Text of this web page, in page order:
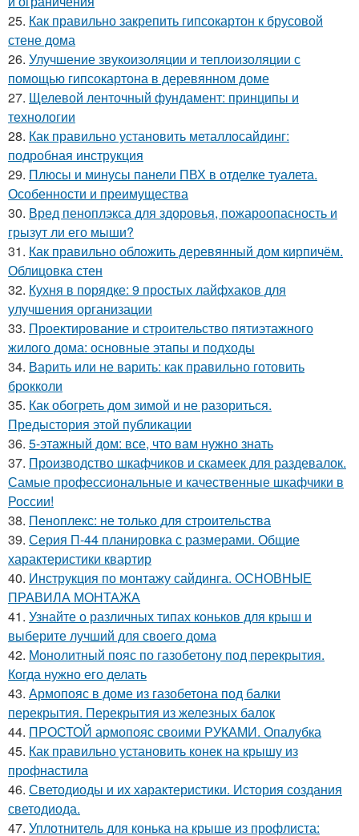
25. Как правильно закрепить гипсокартон к брусовой
стене дома
26. Улучшение звукоизоляции и теплоизоляции с
помощью гипсокартона в деревянном доме
27. Щелевой ленточный фундамент: принципы и
технологии
28. Как правильно установить металлосайдинг:
подробная инструкция
29. Плюсы и минусы панели ПВХ в отделке туалета.
Особенности и преимущества
30. Вред пеноплэкса для здоровья, пожароопасность и
грызут ли его мыши?
31. Как правильно обложить деревянный дом кирпичём.
Облицовка стен
32. Кухня в порядке: 9 простых лайфхаков для
улучшения организации
33. Проектирование и строительство пятиэтажного
жилого дома: основные этапы и подходы
34. Варить или не варить: как правильно готовить
брокколи
35. Как обогреть дом зимой и не разориться.
Предыстория этой публикации
36. 5-этажный дом: все, что вам нужно знать
37. Производство шкафчиков и скамеек для раздевалок.
Самые профессиональные и качественные шкафчики в
России!
38. Пеноплекс: не только для строительства
39. Серия П-44 планировка с размерами. Общие
характеристики квартир
40. Инструкция по монтажу сайдинга. ОСНОВНЫЕ
ПРАВИЛА МОНТАЖА
41. Узнайте о различных типах коньков для крыш и
выберите лучший для своего дома
42. Монолитный пояс по газобетону под перекрытия.
Когда нужно его делать
43. Армопояс в доме из газобетона под балки
перекрытия. Перекрытия из железных балок
44. ПРОСТОЙ армопояс своими РУКАМИ. Опалубка
45. Как правильно установить конек на крышу из
профнастила
46. Светодиоды и их характеристики. История создания
светодиода.
47. Уплотнитель для конька на крыше из профлиста: